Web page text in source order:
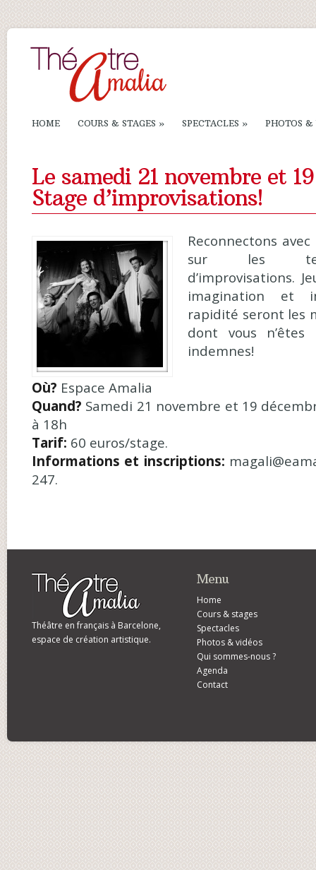
HOME COURS & STAGES » SPECTACLES » PHOTOS &
Le samedi 21 novembre et
Stage d’improvisations!
Reconnectons
sur les
d’improvisations.
imagination et
rapidité seront les
dont vous
indemnes!
Où? Espace Amalia
Quand? Samedi 21 novembre et 19
à 18h
Tarif: 60 euros/stage.
Informations et inscriptions:
247.
Théâtre en français à Barcelone,
espace de création artistique.
Menu
Home
Cours & stages
Spectacles
Photos & vidéos
Qui sommes-nous ?
Agenda
Contact